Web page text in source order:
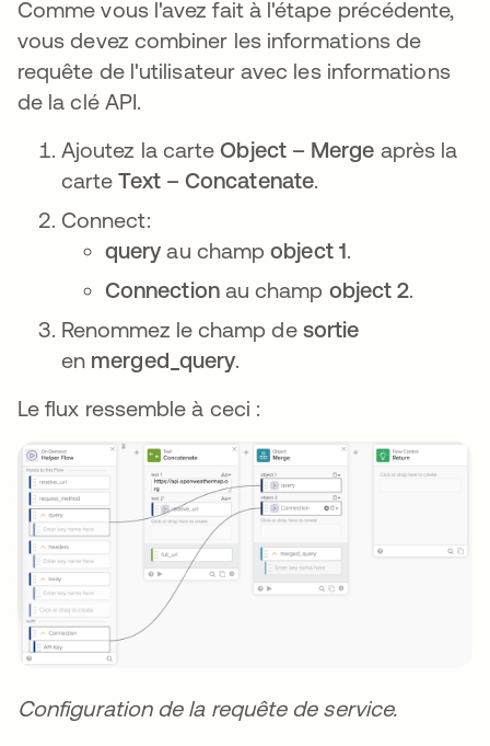
Comme vous l'avez fait à l'étape précédente,
vous devez combiner les informations de
requête de l'utilisateur avec les informations
de la clé API.
Ajoutez la carteObject – Merge après la
carteText – Concatenate.
Connect:
query au champobject 1.
Connectionau champ object 2.
Renommez le champ de sortie
en merged_query.
Le flux ressemble à ceci :
Configuration de la requête de service.